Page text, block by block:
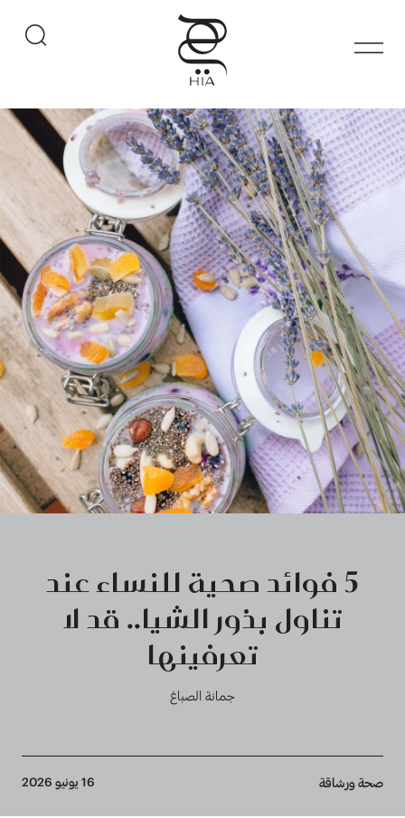
5 فوائد صحية للنساء عند
تناول بذور الشيا.. قد لا
تعرفينها
جمانة الصباغ
Breadcrumb
صحة ورشاقة 16 يونيو 2026